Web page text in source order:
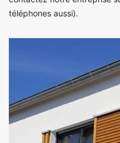
téléphones aussi).